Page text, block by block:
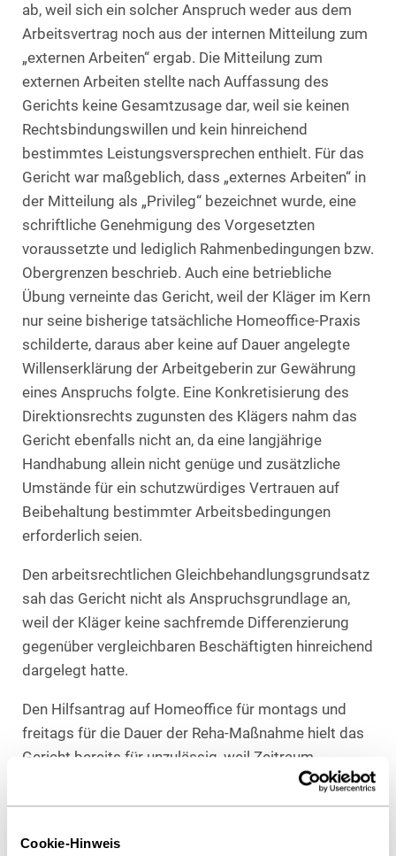
Cookie-Hinweis
ab, weil sich ein solcher Anspruch weder aus dem
Arbeitsvertrag noch aus der internen Mitteilung zum
„externen Arbeiten“ ergab. Die Mitteilung zum
externen Arbeiten stellte nach Auffassung des
Gerichts keine Gesamtzusage dar, weil sie keinen
Rechtsbindungswillen und kein hinreichend
bestimmtes Leistungsversprechen enthielt. Für das
Gericht war maßgeblich, dass „externes Arbeiten“ in
der Mitteilung als „Privileg“ bezeichnet wurde, eine
schriftliche Genehmigung des Vorgesetzten
voraussetzte und lediglich Rahmenbedingungen bzw.
Obergrenzen beschrieb. Auch eine betriebliche
Übung verneinte das Gericht, weil der Kläger im Kern
nur seine bisherige tatsächliche Homeoffice-Praxis
schilderte, daraus aber keine auf Dauer angelegte
Willenserklärung der Arbeitgeberin zur Gewährung
eines Anspruchs folgte. Eine Konkretisierung des
Direktionsrechts zugunsten des Klägers nahm das
Gericht ebenfalls nicht an, da eine langjährige
Handhabung allein nicht genüge und zusätzliche
Umstände für ein schutzwürdiges Vertrauen auf
Beibehaltung bestimmter Arbeitsbedingungen
erforderlich seien.
Den arbeitsrechtlichen Gleichbehandlungsgrundsatz
sah das Gericht nicht als Anspruchsgrundlage an,
weil der Kläger keine sachfremde Differenzierung
gegenüber vergleichbaren Beschäftigten hinreichend
dargelegt hatte.
Den Hilfsantrag auf Homeoffice für montags und
freitags für die Dauer der Reha-Maßnahme hielt das
Gericht bereits für unzulässig, weil Zeitraum,
Voraussetzungen und Ende der begehrten
Gestattung nicht hinreichend von dem Kläger